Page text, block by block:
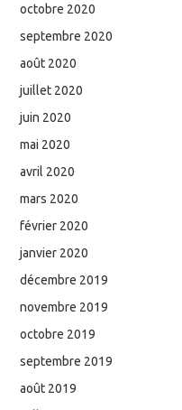
octobre 2020
septembre 2020
août 2020
juillet 2020
juin 2020
mai 2020
avril 2020
mars 2020
février 2020
janvier 2020
décembre 2019
novembre 2019
octobre 2019
septembre 2019
août 2019